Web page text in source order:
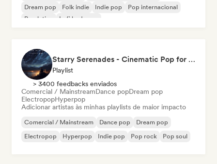
Dream pop
Folk indie Indie pop
Pop internacional
Pop latino
Lofi bedroom
Starry Serenades - Cinematic Pop for the Night Sky (by Indiemusicflix)
Playlist
> 3400 feedbacks enviados
Comercial / MainstreamDance popDream pop
ElectropopHyperpop
Adicionar artistas às minhas playlists de maior impacto
Comercial / Mainstream Dance pop
Dream pop
Electropop
Hyperpop Indie pop Pop rock Pop soul